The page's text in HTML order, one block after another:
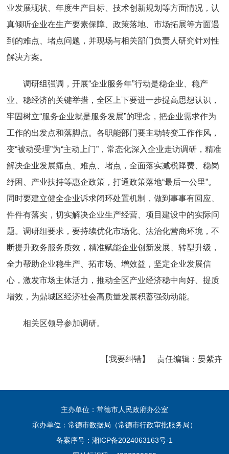
业发展现状、年度生产目标、技术创新规划等方面情况，认
真倾听企业在生产要素保障、政策落地、市场拓展等方面遇
到的难点、堵点问题，并现场与相关部门负责人研究针对性
解决方案。
调研组强调，开展“企业服务年”行动是稳企业、稳产
业、稳经济的关键举措，全区上下要进一步提高思想认识，
牢固树立“服务企业就是服务发展”的理念，把企业需求作为
工作的出发点和落脚点。各职能部门要主动转变工作作风，
变“被动受理”为“主动上门”，常态化深入企业走访调研，精准
解决企业发展痛点、难点、堵点，全面落实减税降费、稳岗
纾困、产业扶持等惠企政策，打通政策落地“最后一公里”。
同时要建立健全企业诉求闭环处置机制，做到事事有回应、
件件有落实，切实解决企业生产经营、项目建设中的实际问
题。调研组要求，要持续优化市场化、法治化营商环境，不
断提升政务服务质效，精准赋能企业创新发展、转型升级，
全力帮助企业稳生产、拓市场、增效益，坚定企业发展信
心，激发市场主体活力，推动全区产业经济稳中向好、提质
增效，为鼎城区经济社会高质量发展积蓄强劲动能。
相关区领导参加调研。
【我要纠错】 责任编辑： 晏紫卉
主办单位：常德市人民政府办公室
承办单位：常德市数据局（常德市行政审批服务局）
备案序号： 湘ICP备2024063163号-1